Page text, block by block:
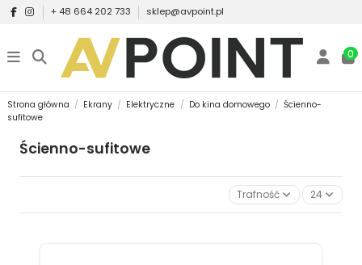
+ 48 664 202 733 sklep@avpoint.pl
0
Strona główna Ekrany Elektryczne Do kina domowego
Ścienno-
sufitowe
Ścienno-sufitowe
Trafność 24